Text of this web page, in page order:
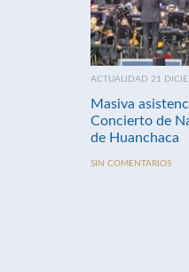
ACTUALIDAD 21
Masiva
Concierto de
de Huanchaca
SIN COMENTARIOS